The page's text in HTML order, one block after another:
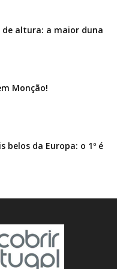
de altura: a maior duna
Monção!
belos da Europa: o 1º é